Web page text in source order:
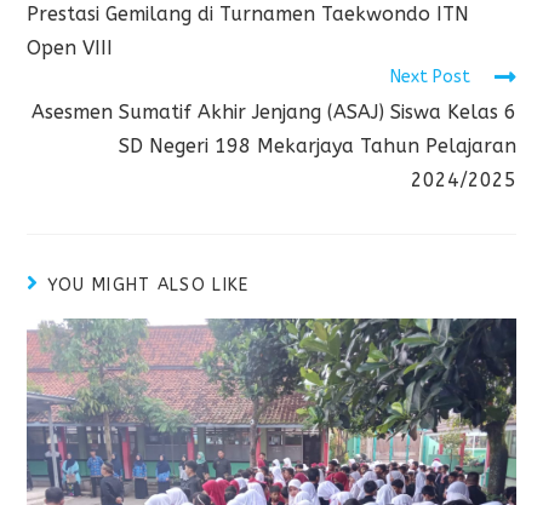
Prestasi Gemilang di Turnamen Taekwondo ITN
Open VIII
Next Post
Asesmen Sumatif Akhir Jenjang (ASAJ) Siswa Kelas 6
SD Negeri 198 Mekarjaya Tahun Pelajaran
2024/2025
YOU MIGHT ALSO LIKE